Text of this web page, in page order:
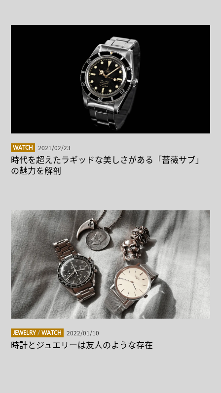
WATCH 2021/02/23
時代を超えたラギッドな美しさがある「薔薇サブ」
の魅力を解剖
JEWELRY /WATCH 2022/01/10
時計とジュエリーは友人のような存在